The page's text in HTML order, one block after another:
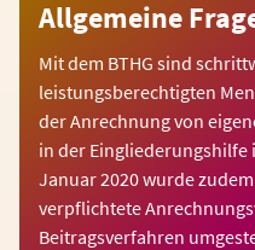
Allgemeine
Mit dem BTHG sind
leistungsberechtigten
der Anrechnung von
in der Eingliederungshilfe
Januar 2020 wurde
verpflichtete
Beitragsverfahren